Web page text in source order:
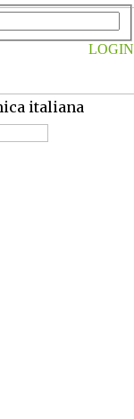
italiana
LOGIN